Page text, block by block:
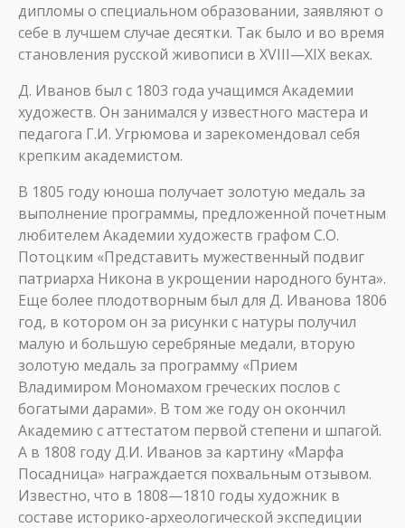
дипломы о специальном образовании, заявляют о
себе в лучшем случае десятки. Так было и во время
становления русской живописи в XVIII—XIX веках.
Д. Иванов был с 1803 года учащимся Академии
художеств. Он занимался у известного мастера и
педагога Г.И. Угрюмова и зарекомендовал себя
крепким академистом.
В 1805 году юноша получает золотую медаль за
выполнение программы, предложенной почетным
любителем Академии художеств графом С.О.
Потоцким «Представить мужественный подвиг
патриарха Никона в укрощении народного бунта».
Еще более плодотворным был для Д. Иванова 1806
год, в котором он за рисунки с натуры получил
малую и большую серебряные медали, вторую
золотую медаль за программу «Прием
Владимиром Мономахом греческих послов с
богатыми дарами». В том же году он окончил
Академию с аттестатом первой степени и шпагой.
А в 1808 году Д.И. Иванов за картину «Марфа
Посадница» награждается похвальным отзывом.
Известно, что в 1808—1810 годы художник в
составе историко-археологической экспедиции